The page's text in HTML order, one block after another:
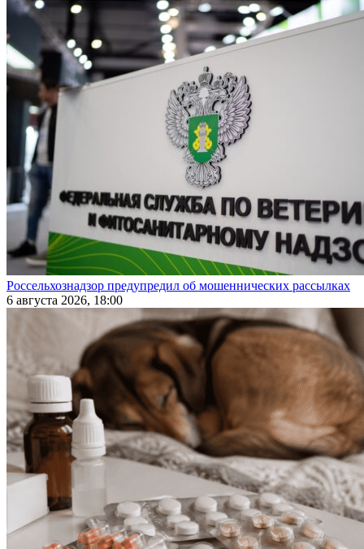
Россельхознадзор предупредил об мошеннических рассылках
6 августа 2026, 18:00